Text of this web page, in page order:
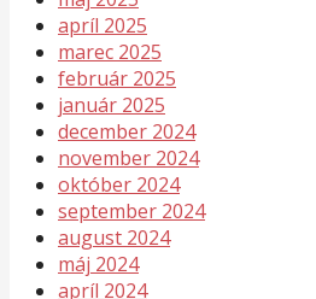
apríl 2025
marec 2025
február 2025
január 2025
december 2024
november 2024
október 2024
september 2024
august 2024
máj 2024
apríl 2024